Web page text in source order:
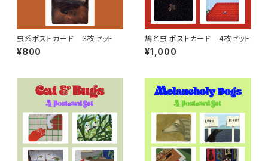
虫系ポストカード ３枚セット
¥800
鳩と虫 ポストカード 4枚セット
¥1,000